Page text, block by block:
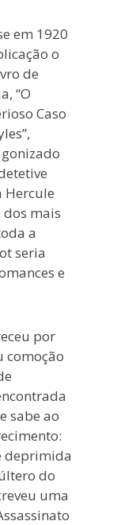
em 1920
o
de
“O
Caso
Hercule
mais
a
seria
e
por
comoção
sabe ao
deprimida
do
uma